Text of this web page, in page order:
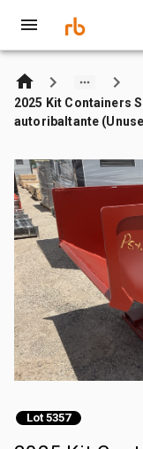
2025 Kit Containers
autoribaltante
Lot 5357